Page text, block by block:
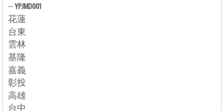
--YPJMD001
花蓮
台東
雲林
基隆
嘉義
彰投
高雄
台中